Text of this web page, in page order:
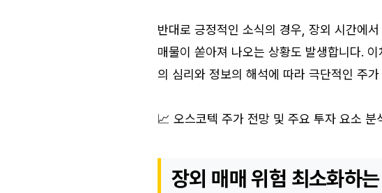
반대로 긍정적인 소식의 경우, 장외 시간에
매물이 쏟아져 나오는 상황도 발생합니다.
의 심리와 정보의 해석에 따라 극단적인 주
📈 오스코텍 주가 전망 및 주요 투자 요소 분
장외 매매 위험 최소화하